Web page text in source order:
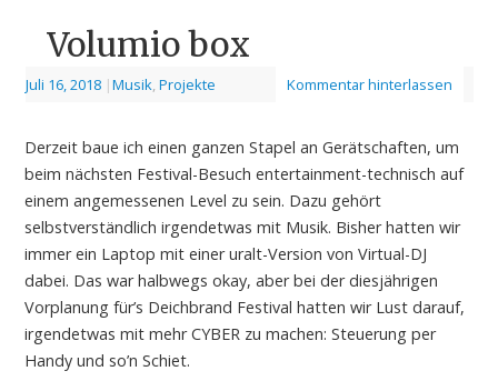
Volumio box
Juli 16, 2018 |Musik, Projekte Kommentar hinterlassen
Derzeit baue ich einen ganzen Stapel an Gerätschaften, um
beim nächsten Festival-Besuch entertainment-technisch auf
einem angemessenen Level zu sein. Dazu gehört
selbstverständlich irgendetwas mit Musik. Bisher hatten wir
immer ein Laptop mit einer uralt-Version von Virtual-DJ
dabei. Das war halbwegs okay, aber bei der diesjährigen
Vorplanung für’s Deichbrand Festival hatten wir Lust darauf,
irgendetwas mit mehr CYBER zu machen: Steuerung per
Handy und so’n Schiet.